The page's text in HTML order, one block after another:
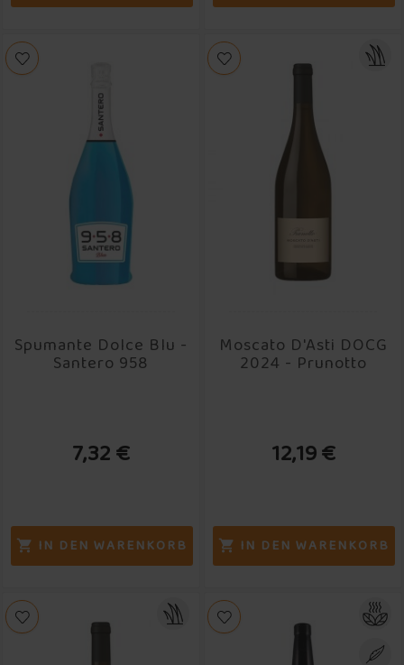
Spumante Dolce Blu -
Santero 958
7,32 €
 IN DEN WARENKORB
Moscato D'Asti DOCG
2024 - Prunotto
12,19 €
 IN DEN WARENKORB